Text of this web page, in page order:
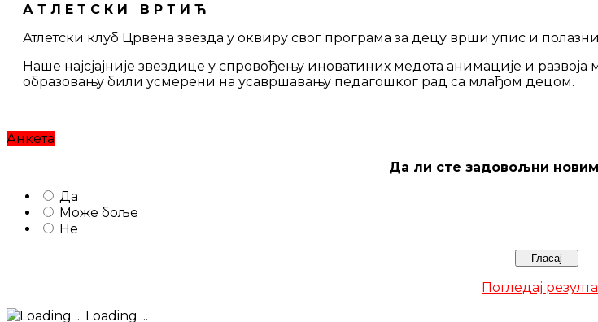
А Т Л Е Т С К И В Р Т И Ћ
Атлетски клуб Црвена звезда у оквиру свог програма за децу врши упис и
Наше најсјајније звездице у спровођењу иноватиних медота анимације и
образовању били усмерени на усавршавању педагошког рад са млађом децом.
Анкета
Да ли сте задовољни новим
Да
Може боље
Не
Погледај
Loading ...